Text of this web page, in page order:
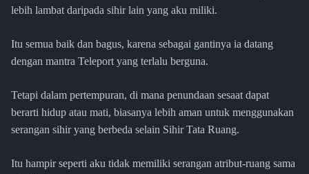
lebih lambat daripada sihir lain yang aku miliki.
Itu semua baik dan bagus, karena sebagai gantinya ia datang
dengan mantra Teleport yang terlalu berguna.
Tetapi dalam pertempuran, di mana penundaan sesaat dapat
berarti hidup atau mati, biasanya lebih aman untuk menggunakan
serangan sihir yang berbeda selain Sihir Tata Ruang.
Itu hampir seperti aku tidak memiliki serangan atribut-ruang sama